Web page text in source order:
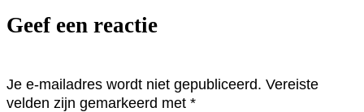
Geef een reactie
Je e-mailadres wordt niet gepubliceerd. Vereiste
velden zijn gemarkeerd met *